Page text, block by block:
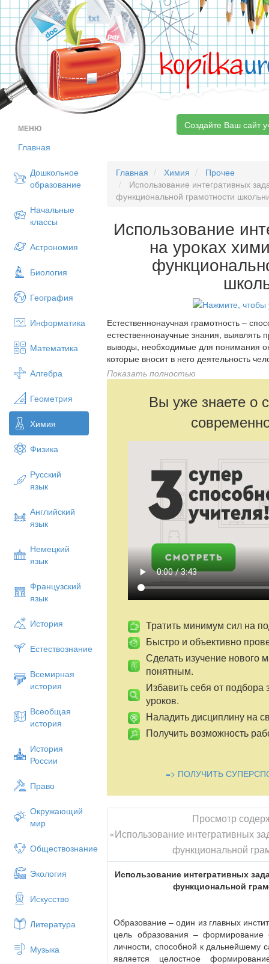
kopilka
МЕНЮ
Главная
Дошкольное
образование
Начальные
классы
Астрономия
Биология
География
Информатика
Математика
Алгебра
Геометрия
Химия
Физика
Русский
язык
Английский
язык
Немецкий
язык
Французский
язык
История
Естествознание
Всемирная
история
Всеобщая
история
История
России
Право
Окружающий
мир
Обществознание
Экология
Искусство
Литература
Музыка
Создайте Ваш сайт
Главная Химия
Прочее
Использование интегративных
функциональной грамотности
Использование
на уроках
Естественнонаучная грамотность –
естественнонаучные знания,
выводы, необходимые для понимания
которые вносит в него деятельность
соответствующих решений.
формируется посредством каждого
развития функциональной
сформированности являются задания
задания. Естественнонаучная
естественнонаучные знания,
выводы, необходимые для понимания
формируется посредством каждого
развития функциональной
сформированности являются задания
задания. Функциональная
посредством каждого школьного
функциональной грамотности
сформированности являются
это разновидность задач, которые
Показать полностью
Вы уже знаете о
Тратить минимум сил на
Быстро и объективно
Сделать изучение нового
понятным.
Избавить себя от подбора
уроков.
Наладить дисциплину на
Получить возможность
=> ПОЛУЧИТЬ
Просмотр
«Использование интегративных
функциональной
Использование интегративных
функциональной
Образование – один из главных
цель образования – формирование
личности, способной к дальнейшему
является целостное